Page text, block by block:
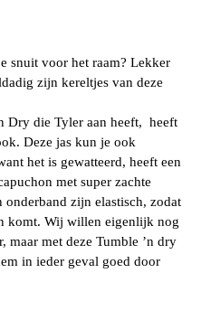
snuit voor het raam? Lekker
zijn kereltjes van deze
Dry die Tyler aan heeft, heeft
Deze jas kun je ook
het is gewatteerd, heeft een
met super zachte
zijn elastisch, zodat
komt. Wij willen eigenlijk nog
maar met deze Tumble ’n dry
in ieder geval goed door